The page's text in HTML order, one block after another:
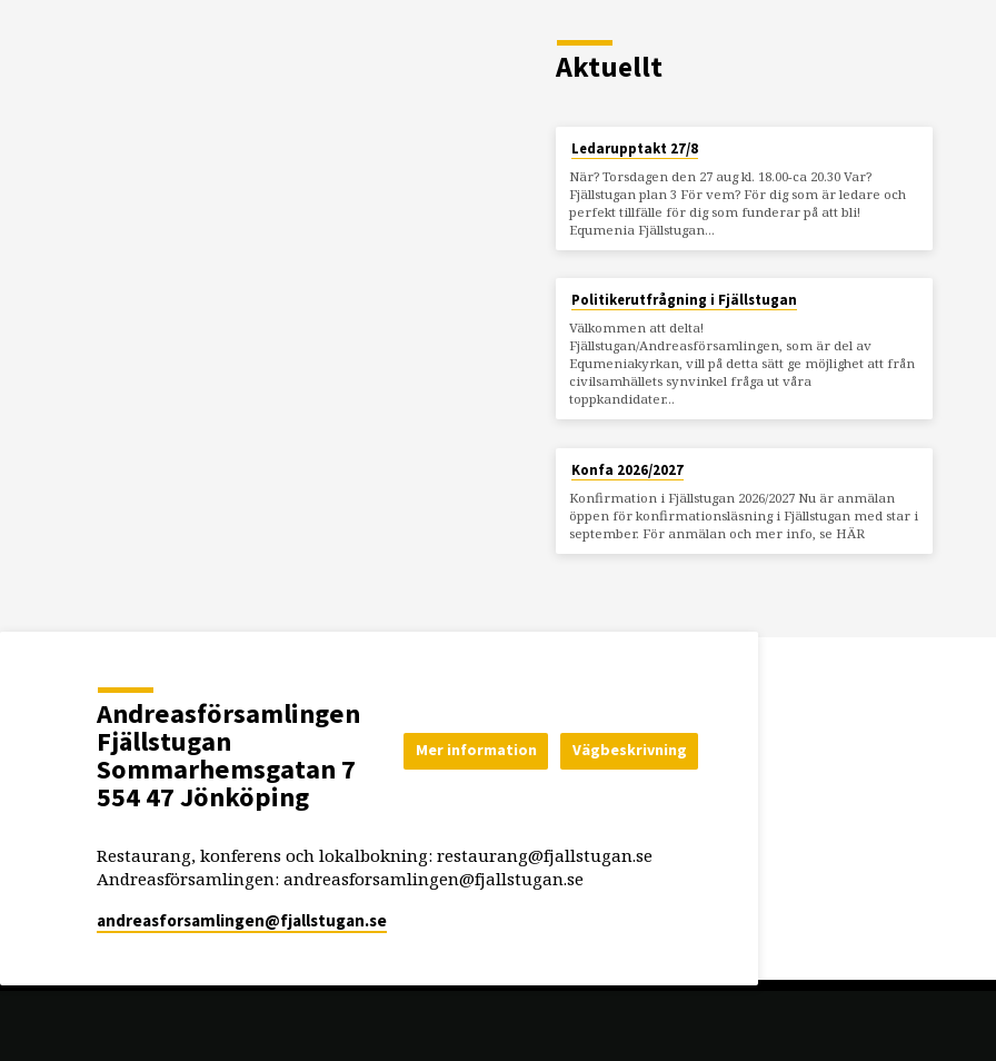
Aktuellt
Ledarupptakt 27/8
När? Torsdagen den 27 aug kl. 18.00-ca 20.30 Var?
Fjällstugan plan 3 För vem? För dig som är ledare och
perfekt tillfälle för dig som funderar på att bli!
Equmenia Fjällstugan…
Politikerutfrågning i Fjällstugan
Välkommen att delta!
Fjällstugan/Andreasförsamlingen, som är del av
Equmeniakyrkan, vill på detta sätt ge möjlighet att från
civilsamhällets synvinkel fråga ut våra
toppkandidater…
Konfa 2026/2027
Konfirmation i Fjällstugan 2026/2027 Nu är anmälan
öppen för konfirmationsläsning i Fjällstugan med star i
september. För anmälan och mer info, se HÄR
Andreasförsamlingen
Fjällstugan
Sommarhemsgatan 7
554 47 Jönköping
Mer information Vägbeskrivning
Restaurang, konferens och lokalbokning: restaurang@fjallstugan.se
Andreasförsamlingen: andreasforsamlingen@fjallstugan.se
andreasforsamlingen​@fjallstugan.se